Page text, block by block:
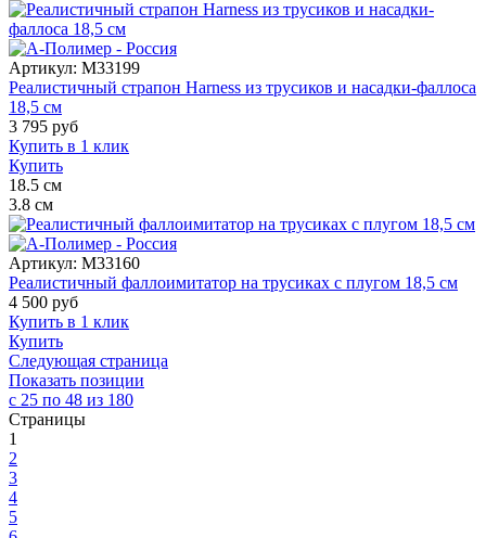
Артикул: M33199
Реалистичный страпон Harness из трусиков и насадки-фаллоса
18,5 см
3 795 руб
Купить в 1 клик
Купить
18.5 см
3.8 см
Артикул: M33160
Реалистичный фаллоимитатор на трусиках с плугом 18,5 см
4 500 руб
Купить в 1 клик
Купить
Следующая страница
Показать позиции
с 25 по 48 из 180
Страницы
1
2
3
4
5